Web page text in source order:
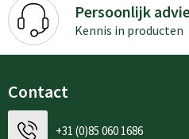
Persoonlijk
Kennis in producten
Contact
+31 (0)85 060 1686